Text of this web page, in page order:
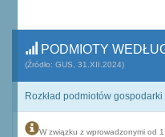
PODMIOTY
(Źródło: GUS, 31.XII.2024)
Rozkład podmiotów
W związku z wprowadzonymi od